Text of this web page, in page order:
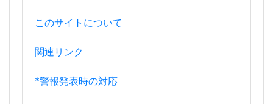
このサイトについて
関連リンク
*警報発表時の対応